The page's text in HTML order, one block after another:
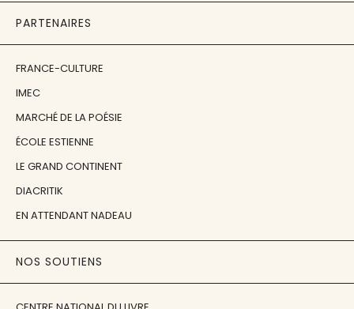
PARTENAIRES
FRANCE-CULTURE
IMEC
MARCHÉ DE LA POÉSIE
ÉCOLE ESTIENNE
LE GRAND CONTINENT
DIACRITIK
EN ATTENDANT NADEAU
NOS SOUTIENS